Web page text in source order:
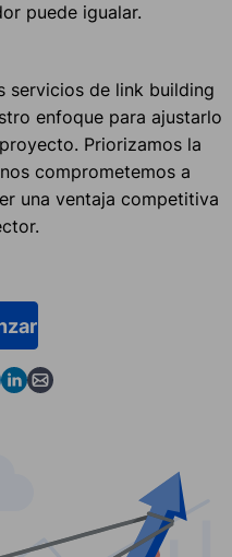
puede igualar.
servicios de link building
enfoque para ajustarlo
Priorizamos la
comprometemos a
una ventaja competitiva
in Messenger
us in WhatsApp
us in Telegram
Contact us in Linkedin
Contact us by email